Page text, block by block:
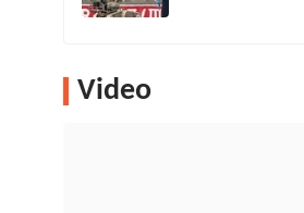
Video